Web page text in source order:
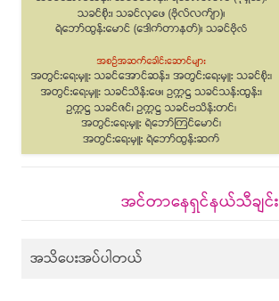
အင်တာနေရှင်နယ်သီချင်း
အသိပေးအပ်ပါတယ်